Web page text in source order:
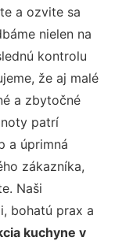
a ozvite sa
nielen na
kontrolu
že aj malé
a zbytočné
patrí
a úprimná
zákazníka,
Naši
bohatú prax a
kuchyne v